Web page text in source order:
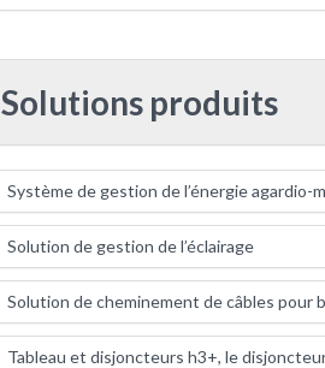
Solutions produits
Système de gestion de l’énergie agardio-
Solution de gestion de l’éclairage
Solution de cheminement de câbles pour
Tableau et disjoncteurs h3+, le